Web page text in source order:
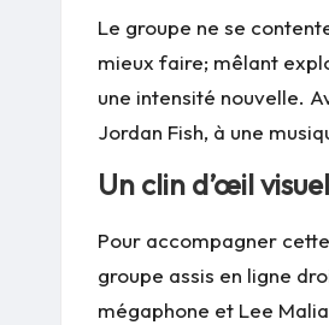
Le groupe ne se
mieux faire; mêlant
une intensité nouvelle.
Jordan Fish, à une
Un clin d’œil
Pour accompagner
groupe assis en ligne
mégaphone et Lee